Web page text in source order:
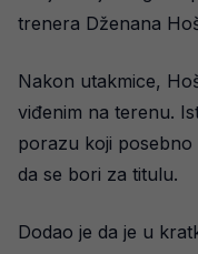
trenera Dženana
Nakon utakmice,
viđenim na terenu.
porazu koji
da se bori za titulu.
Dodao je da je u